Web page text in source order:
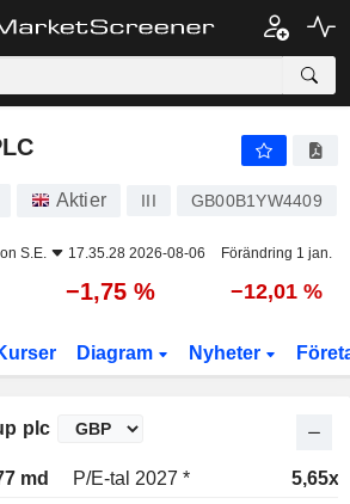
Aktier III GB00B1YW4409
S.E. 17.35.28 2026-08-06 Förändring 1 jan.
−1,75 % −12,01 %
Diagram Nyheter
plc
md P/E-tal 2027 *
5,65x